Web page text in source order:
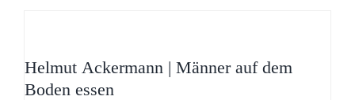
Helmut Ackermann | Männer auf dem
Boden essen